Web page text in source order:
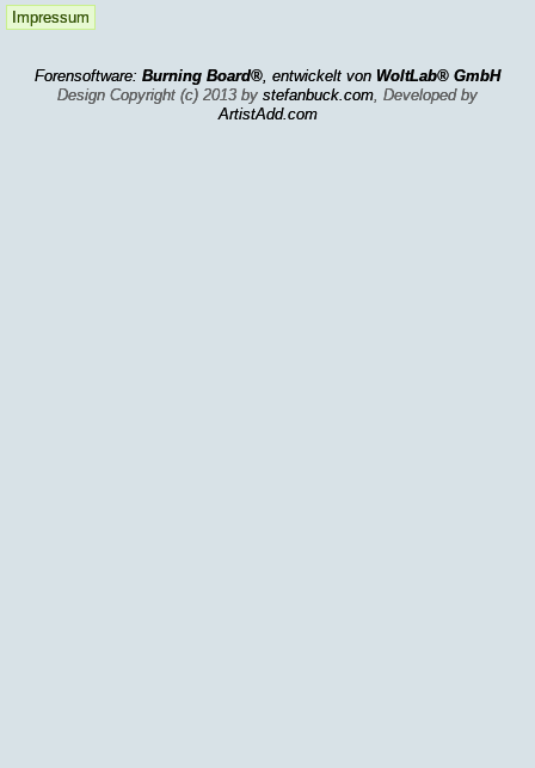
Impressum
Forensoftware: Burning Board®, entwickelt von WoltLab® GmbH
Design Copyright (c) 2013 by stefanbuck.com, Developed by
ArtistAdd.com